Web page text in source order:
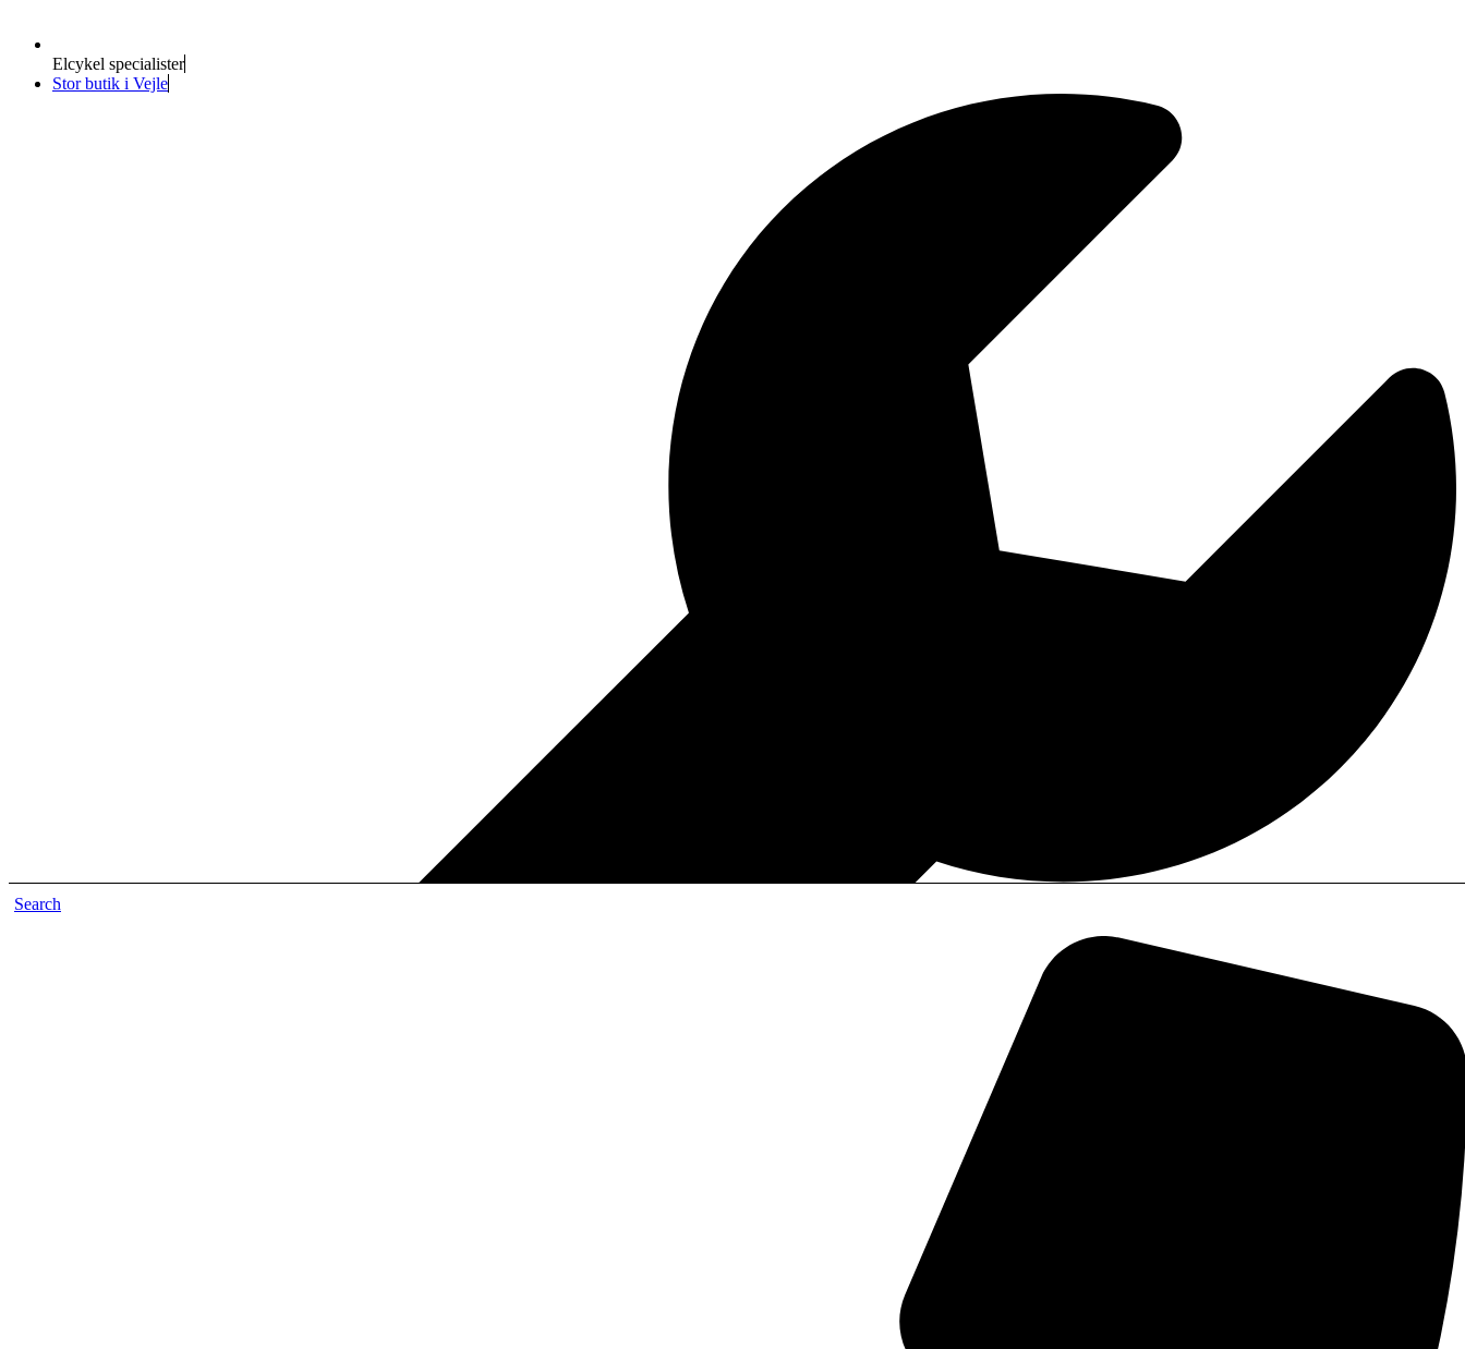
Elcykel specialister
Stor butik i Vejle
Search